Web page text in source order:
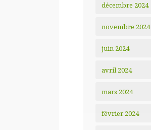
décembre 2024
novembre 2024
juin 2024
avril 2024
mars 2024
février 2024